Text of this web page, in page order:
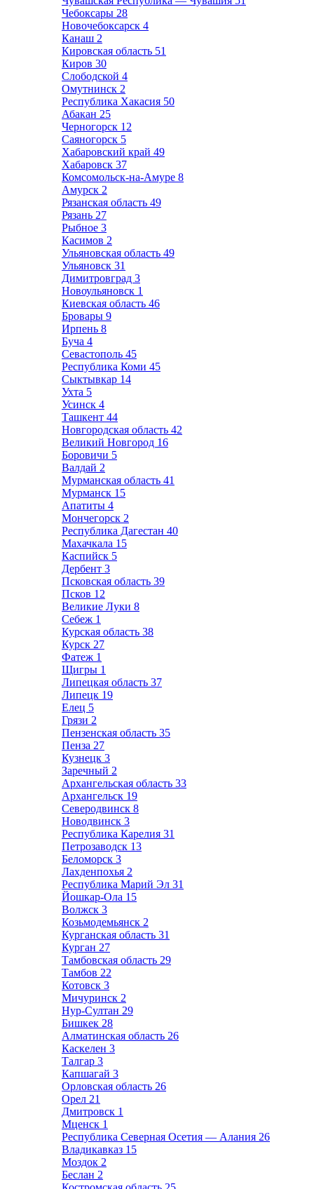
Чебоксары 28
Новочебоксарск 4
Канаш 2
Кировская область 51
Киров 30
Слободской 4
Омутнинск 2
Республика Хакасия 50
Абакан 25
Черногорск 12
Саяногорск 5
Хабаровский край 49
Хабаровск 37
Комсомольск-на-Амуре 8
Амурск 2
Рязанская область 49
Рязань 27
Рыбное 3
Касимов 2
Ульяновская область 49
Ульяновск 31
Димитровград 3
Новоульяновск 1
Киевская область 46
Бровары 9
Ирпень 8
Буча 4
Севастополь 45
Республика Коми 45
Сыктывкар 14
Ухта 5
Усинск 4
Ташкент 44
Новгородская область 42
Великий Новгород 16
Боровичи 5
Валдай 2
Мурманская область 41
Мурманск 15
Апатиты 4
Мончегорск 2
Республика Дагестан 40
Махачкала 15
Каспийск 5
Дербент 3
Псковская область 39
Псков 12
Великие Луки 8
Себеж 1
Курская область 38
Курск 27
Фатеж 1
Щигры 1
Липецкая область 37
Липецк 19
Елец 5
Грязи 2
Пензенская область 35
Пенза 27
Кузнецк 3
Заречный 2
Архангельская область 33
Архангельск 19
Северодвинск 8
Новодвинск 3
Республика Карелия 31
Петрозаводск 13
Беломорск 3
Лахденпохья 2
Республика Марий Эл 31
Йошкар-Ола 15
Волжск 3
Козьмодемьянск 2
Курганская область 31
Курган 27
Тамбовская область 29
Тамбов 22
Котовск 3
Мичуринск 2
Нур-Султан 29
Бишкек 28
Алматинская область 26
Каскелен 3
Талгар 3
Капшагай 3
Орловская область 26
Орел 21
Дмитровск 1
Мценск 1
Республика Северная Осетия — Алания 26
Владикавказ 15
Моздок 2
Беслан 2